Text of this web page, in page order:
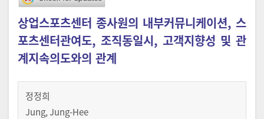
상업스포츠센터 종사원의 내부커뮤니케이션, 스
포츠센터관여도, 조직동일시, 고객지향성 및 관
계지속의도와의 관계
정정희
Jung, Jung-Hee